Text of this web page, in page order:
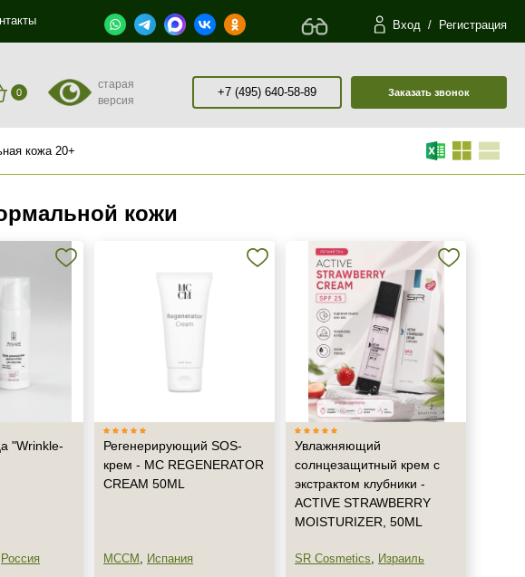
Вход / Регистрация
0
старая
версия
+7 (495) 640-58-89 Заказать звонок
кожа 20+
кожи
"Wrinkle-
Россия
Регенерирующий SOS-
крем - MC REGENERATOR
CREAM 50ML
MCCM , Испания
Увлажняющий
солнцезащитный крем с
экстрактом клубники -
ACTIVE STRAWBERRY
MOISTURIZER, 50ML
SR Cosmetics, Израиль